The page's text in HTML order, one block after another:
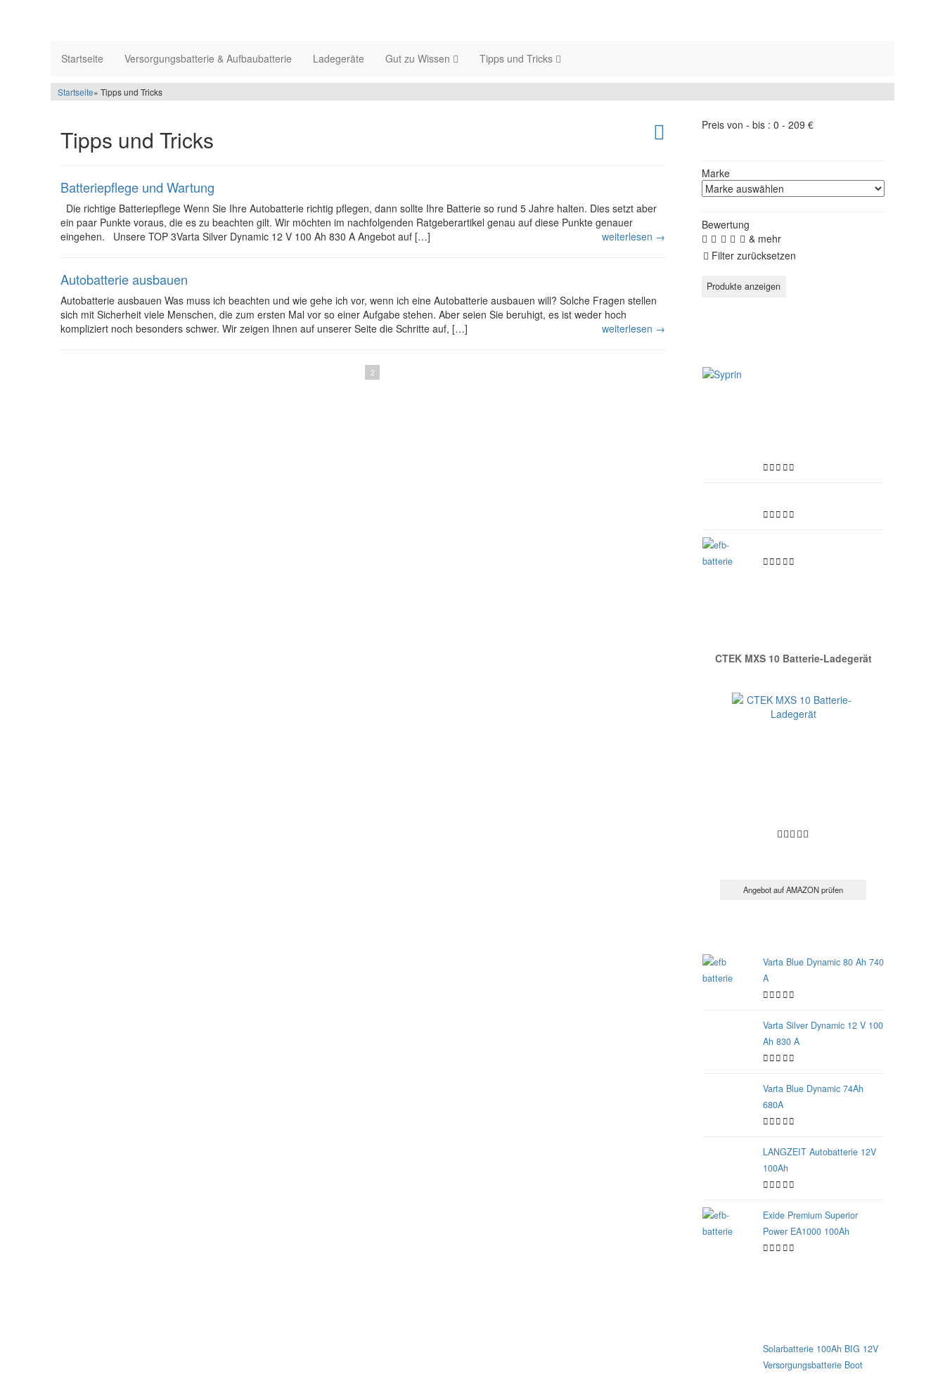
Startseite Versorgungsbatterie & Aufbaubatterie Ladegeräte Gut zu Wissen Tipps und Tricks
Startseite» Tipps und Tricks
Tipps und Tricks
Batteriepflege und Wartung
Die richtige Batteriepflege Wenn Sie Ihre Autobatterie richtig pflegen, dann sollte Ihre Batterie so rund 5 Jahre halten. Dies setzt aber
ein paar Punkte voraus, die es zu beachten gilt. Wir möchten im nachfolgenden Ratgeberartikel genau auf diese Punkte genauer
eingehen. Unsere TOP 3Varta Silver Dynamic 12 V 100 Ah 830 A Angebot auf […]
weiterlesen →
Autobatterie ausbauen
Autobatterie ausbauen Was muss ich beachten und wie gehe ich vor, wenn ich eine Autobatterie ausbauen will? Solche Fragen stellen
sich mit Sicherheit viele Menschen, die zum ersten Mal vor so einer Aufgabe stehen. Aber seien Sie beruhigt, es ist weder hoch
kompliziert noch besonders schwer. Wir zeigen Ihnen auf unserer Seite die Schritte auf, […]
weiterlesen →
2
Preis von - bis : 0 - 209 €
Marke
Bewertung
& mehr
Filter zurücksetzen
CTEK MXS 10 Batterie-Ladegerät
Angebot auf AMAZON prüfen
Varta Blue Dynamic 80 Ah 740
A
Varta Silver Dynamic 12 V 100
Ah 830 A
Varta Blue Dynamic 74Ah
680A
LANGZEIT Autobatterie 12V
100Ah
Exide Premium Superior
Power EA1000 100Ah
Solarbatterie 100Ah BIG 12V
Versorgungsbatterie Boot